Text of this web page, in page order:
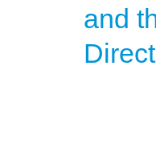
and